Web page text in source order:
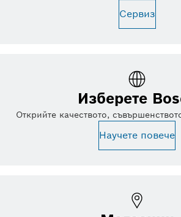
Сервиз
Изберете
Открийте качеството,
Научете повече